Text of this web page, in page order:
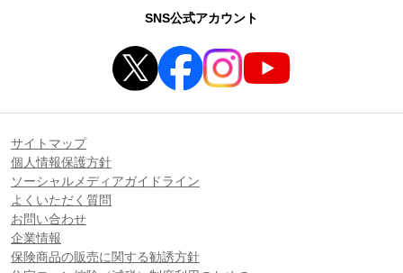
SNS公式アカウント
サイトマップ
個人情報保護方針
ソーシャルメディアガイドライン
よくいただく質問
お問い合わせ
企業情報
保険商品の販売に関する勧誘方針